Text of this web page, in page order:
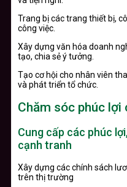
Trang bị các trang thiết bị,
công việc.
Xây dựng văn hóa doanh
tạo, chia sẻ ý tưởng.
Tạo cơ hội cho nhân viên
và phát triển tổ chức.
Chăm sóc phúc lợi
Cung cấp các phúc
cạnh tranh
Xây dựng các chính sách
trên thị trường